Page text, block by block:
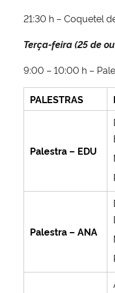
21:30 h – Coquetel
Terça-feira (25 de
9:00 – 10:00 h –
PALESTRAS
Palestra – EDU
Palestra – ANA